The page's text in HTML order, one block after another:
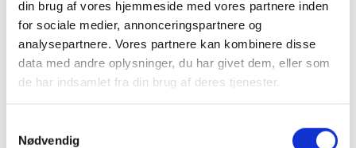
din brug af vores hjemmeside med vores partnere inden
for sociale medier, annonceringspartnere og
analysepartnere. Vores partnere kan kombinere disse
data med andre oplysninger, du har givet dem, eller som
de har indsamlet fra din brug af deres tjenester.
Nødvendig